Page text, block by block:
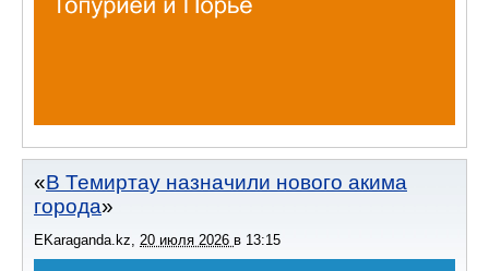
В Темиртау назначили нового акима
города
EKaraganda.kz 20 июля 2026 в 13:15